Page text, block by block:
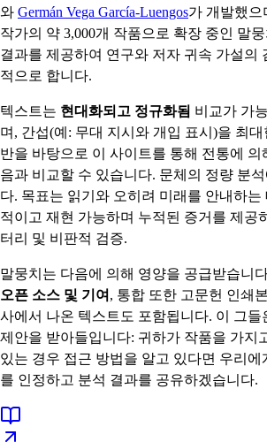
와 Germán Vega García-Luengos가 개발했으
작가의 약 3,000개 작품으로 확장 중인 말
결과를 제공하여 연구와 저자 귀속 가설의
적으로 합니다.
텍스트는 현대화되고 정규화됨 비교가 가
며, 간섭(예: 무대 지시와 개입 표시)을 최대
반을 바탕으로 이 사이트를 통해 전통에
음과 비교할 수 있습니다. 문체의 정량 분
다. 목표는 읽기와 오히려 미래를 안내하
적이고 재현 가능하며 누적된 증거를 제공
터리 및 비판적 검증.
말뭉치는 다음에 의해 영양을 공급받습니
오픈 소스 및 기여 , 통합 또한 고문헌 인쇄
사에서 나온 텍스트도 포함됩니다. 이 그들
제안을 받아들입니다: 귀하가 작품을 가지
있는 경우 접근 방법을 알고 있다면 우리에
를 인정하고 분석 결과를 공유하겠습니다.